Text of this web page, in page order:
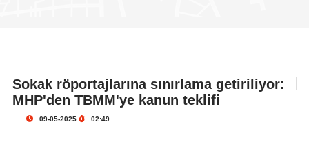
Sokak röportajlarına sınırlama getiriliyor:
MHP'den TBMM'ye kanun teklifi
09-05-2025 02:49